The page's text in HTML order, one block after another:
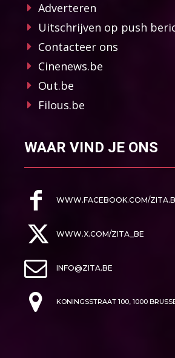
Adverteren
Uitschrijven op push
Contacteer ons
Cinenews.be
Out.be
Filous.be
WAAR VIND JE ONS
WWW.FACEBOOK.COM/
WWW.X.COM/ZITA_BE
INFO@ZITA.BE
KONINGSSTRAAT 100, 1000